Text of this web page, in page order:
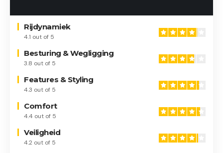
Rijdynamiek
4.1 out of 5
Besturing & Wegligging
3.8 out of 5
Features & Styling
4.3 out of 5
Comfort
4.4 out of 5
Veiligheid
4.2 out of 5